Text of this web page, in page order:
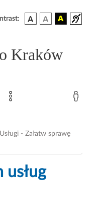
Kraków
Usługi - Załatw sprawę
usług